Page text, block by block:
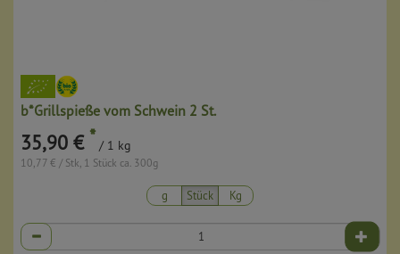
b*Grillspieße vom Schwein 2 St.
35,90 € * / 1 kg
10,77 € / Stk, 1 Stück ca. 300g
g Stück Kg
Anzahl